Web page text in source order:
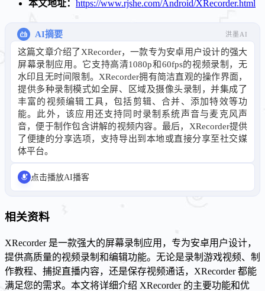
本文地址： https://www.rjshe.com/Android/XRecorder.html
AI摘要 洪墨AI
这篇文章介绍了XRecorder，一款专为安卓用户设计的强大
屏幕录制应用。它支持高清1080p和60fps的视频录制，无
水印且无时间限制。XRecorder拥有简洁直观的操作界面，
提供多种录制模式如全屏、区域及摄像头录制，并集成了
丰富的视频编辑工具，包括剪辑、合并、添加特效等功
能。此外，该应用还支持同时录制系统声音与麦克风声
音，便于制作包含讲解的视频内容。最后，XRecorder提供
了便捷的分享选项，支持导出到本地或直接分享至社交媒
体平台。
点击播放AI播客
相关资料
XRecorder 是一款强大的屏幕录制应用，专为安卓用户设计，
提供高质量的视频录制和编辑功能。无论是录制游戏视频、制
作教程、捕捉直播内容，还是保存视频通话，XRecorder 都能
满足您的需求。本文将详细介绍 XRecorder 的主要功能和优